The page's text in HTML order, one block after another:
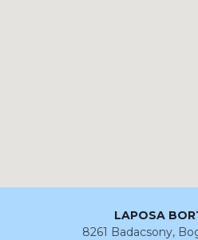
LAPOSA
8261 Badacsony,